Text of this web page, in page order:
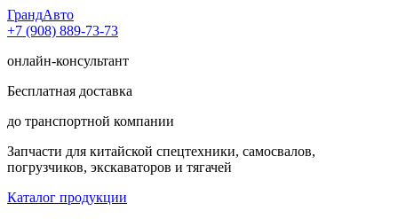
ГрандАвто
+7 (908) 889-73-73
онлайн-консультант
Бесплатная доставка
до транспортной компании
Запчасти для китайской спецтехники, самосвалов,
погрузчиков, экскаваторов и тягачей
Каталог продукции